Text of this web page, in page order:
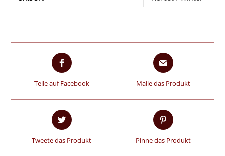
Teile auf Facebook Maile das Produkt
Tweete das Produkt Pinne das Produkt